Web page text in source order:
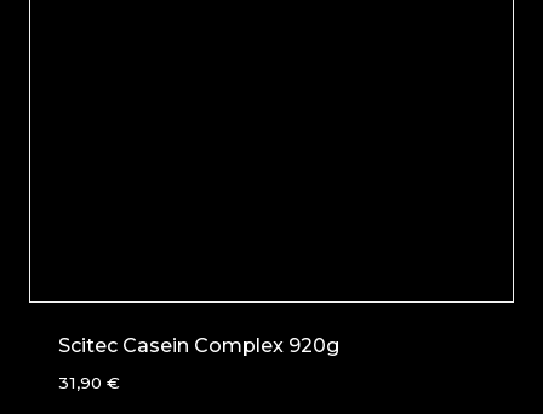
Scitec Casein Complex 920g
31,90 €